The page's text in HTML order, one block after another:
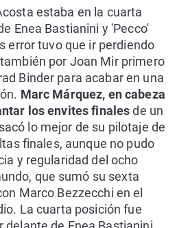
estaba en la cuarta
Enea Bastianini y 'Pecco'
error tuvo que ir perdiendo
por Joan Mir primero
Binder para acabar en una
Marc Márquez, en cabeza
los envites finalesde un
lo mejor de su pilotaje de
finales, aunque no pudo
y regularidad del ocho
que sumó su sexta
Marco Bezzecchi en el
La cuarta posición fue